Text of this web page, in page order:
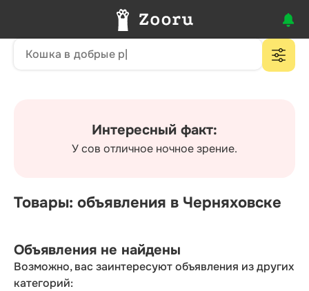
Интересный факт:
У сов отличное ночное зрение.
Товары: объявления в Черняховске
Объявления не найдены
Возможно, вас заинтересуют объявления из других
категорий: